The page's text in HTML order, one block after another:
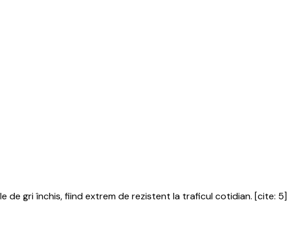
de gri închis, fiind extrem de rezistent la traficul cotidian. [cite: 5]